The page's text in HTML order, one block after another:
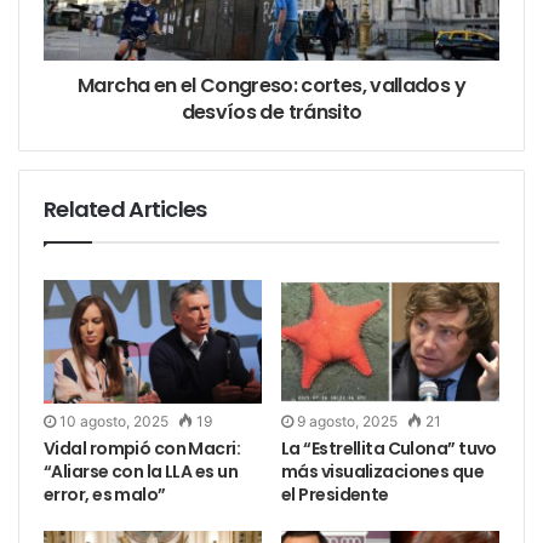
las escuelas.
Marcha en el Congreso: cortes, vallados y
desvíos de tránsito
Related Articles
10 agosto, 2025 19
Vidal rompió con Macri:
“Aliarse con la LLA es un
error, es malo”
9 agosto, 2025 21
La “Estrellita Culona” tuvo
más visualizaciones que
el Presidente